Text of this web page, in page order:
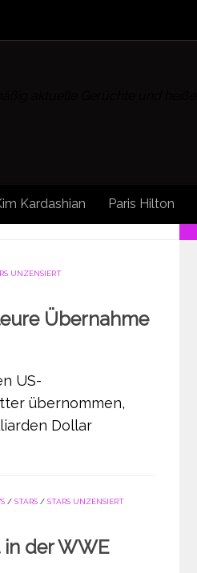
Kardashian Paris Hilton
UNZENSIERT
Übernahme
US-
übernommen,
Dollar
/ STARS / STARS UNZENSIERT
der WWE